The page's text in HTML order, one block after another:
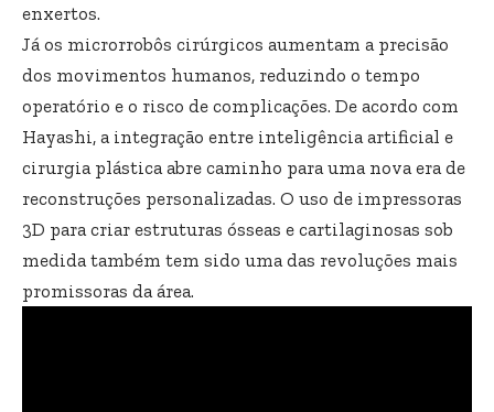
enxertos.
Já os microrrobôs cirúrgicos aumentam a precisão
dos movimentos humanos, reduzindo o tempo
operatório e o risco de complicações. De acordo com
Hayashi, a integração entre inteligência artificial e
cirurgia plástica abre caminho para uma nova era de
reconstruções personalizadas. O uso de impressoras
3D para criar estruturas ósseas e cartilaginosas sob
medida também tem sido uma das revoluções mais
promissoras da área.